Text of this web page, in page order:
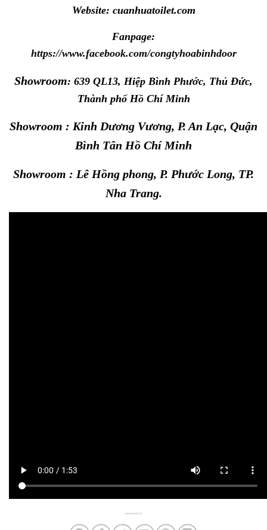
Website: cuanhuatoilet.com
Fanpage:
https://www.facebook.com/congtyhoabinhdoor
Showroom: 639 QL13, Hiệp Bình Phước, Thủ Đức,
Thành phố Hồ Chí Minh
Showroom : Kinh Dương Vương, P. An Lạc, Quận
Bình Tân Hồ Chí Minh
Showroom : Lê Hồng phong, P. Phước Long, TP.
Nha Trang.